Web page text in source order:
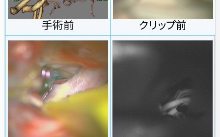
手術前 クリップ前